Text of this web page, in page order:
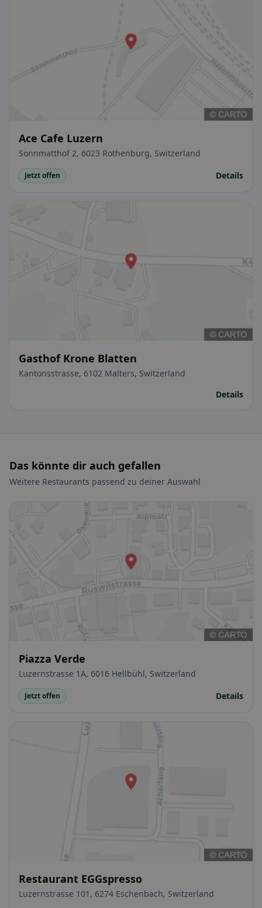
Ace Cafe Luzern
Sonnmatthof 2, 6023 Rothenburg, Switzerland
Jetzt offen Details
Gasthof Krone Blatten
Kantonsstrasse, 6102 Malters, Switzerland
Details
Das könnte dir auch gefallen
Weitere Restaurants passend zu deiner Auswahl
Piazza Verde
Luzernstrasse 1A, 6016 Hellbühl, Switzerland
Jetzt offen Details
Restaurant EGGspresso
Luzernstrasse 101, 6274 Eschenbach, Switzerland